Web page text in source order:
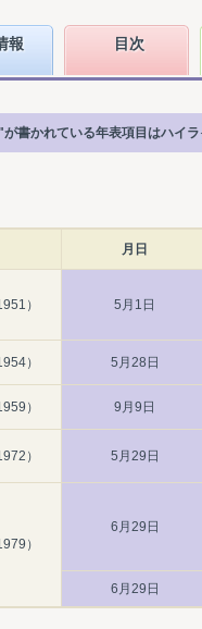
報 目次
書かれている年表項目はハイラ
月日
） 5月1日
） 5月28日
） 9月9日
） 5月29日
）
6月29日
6月29日